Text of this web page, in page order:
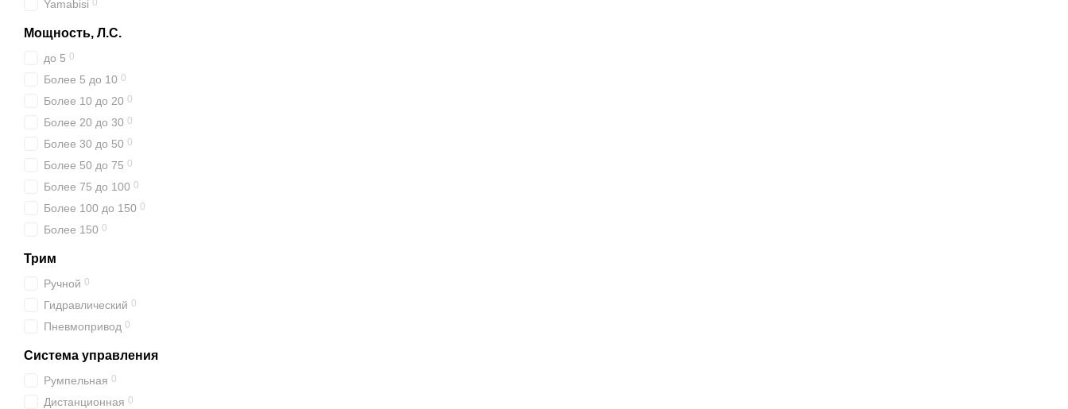
Yamabisi 0
Мощность, Л.С.
до 5 0
Более 5 до 10 0
Более 10 до 20 0
Более 20 до 30 0
Более 30 до 50 0
Более 50 до 75 0
Более 75 до 100 0
Более 100 до 150 0
Более 150 0
Трим
Ручной 0
Гидравлический 0
Пневмопривод 0
Система управления
Румпельная 0
Дистанционная 0